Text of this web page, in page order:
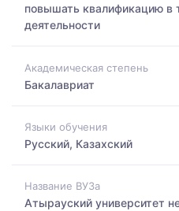
повышать квалификацию в
деятельности
Академическая степень
Бакалавриат
Языки обучения
Русский, Казахский
Название ВУЗа
Атырауский университет